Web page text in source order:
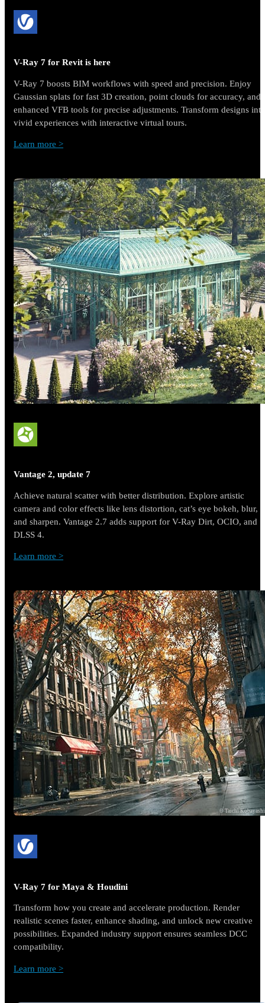
V-Ray 7 for Revit is here
V-Ray 7 boosts BIM workflows with speed and precision. Enjoy
Gaussian splats for fast 3D creation, point clouds for accuracy, and
enhanced VFB tools for precise adjustments. Transform designs into
vivid experiences with interactive virtual tours.
Learn more >
Vantage 2, update 7
Achieve natural scatter with better distribution. Explore artistic
camera and color effects like lens distortion, cat’s eye bokeh, blur,
and sharpen. Vantage 2.7 adds support for V-Ray Dirt, OCIO, and
DLSS 4.
Learn more >
© Taichi Kobayashi
V-Ray 7 for Maya & Houdini
Transform how you create and accelerate production. Render
realistic scenes faster, enhance shading, and unlock new creative
possibilities. Expanded industry support ensures seamless DCC
compatibility.
Learn more >